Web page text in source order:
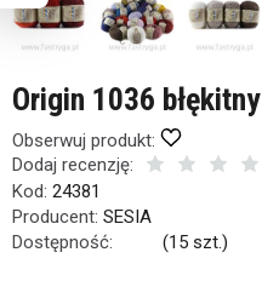
Origin 1036 błękitny
Obserwuj produkt:
Dodaj recenzję:
Kod: 24381
Producent: SESIA
Dostępność:
(15 szt.)